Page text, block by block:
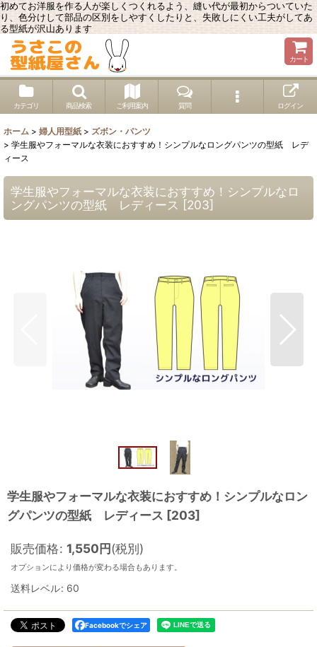
初めてお洋服を作る人が楽しくつくれるよう、縫い代が最初からついていた
り、色分けして部品の区別をしやすくしたりと、失敗しにくい工夫がしてあ
る型紙が沢山あります
カート
カテゴリ 商品検索 ご利用案内 質問 ログイン
ホーム > 婦人用型紙 > ズボン・パンツ
> 学生服やフォーマルな衣装におすすめ！シンプルなロングパンツの型紙 レデ
ィース
学生服やフォーマルな衣装におすすめ！シンプルなロ
ングパンツの型紙 レディース [203]
学生服やフォーマルな衣装におすすめ！シンプルなロン
グパンツの型紙 レディース [203]
販売価格: 1,550円(税別)
オプションにより価格が変わる場合もあります。
送料レベル: 60
Facebookでシェア